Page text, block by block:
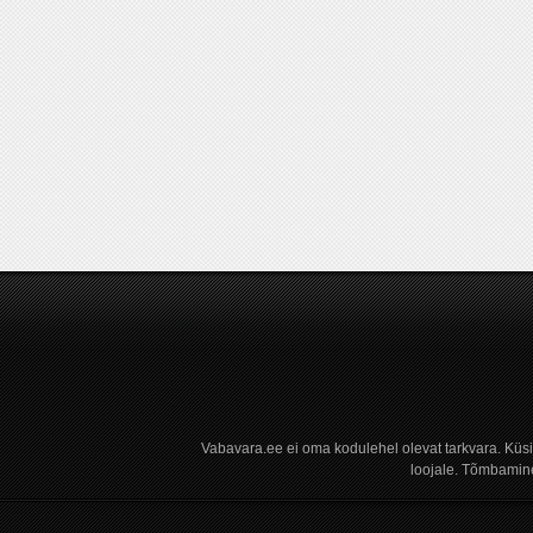
Vabavara.ee ei oma kodulehel olevat tarkvara.
loojale.